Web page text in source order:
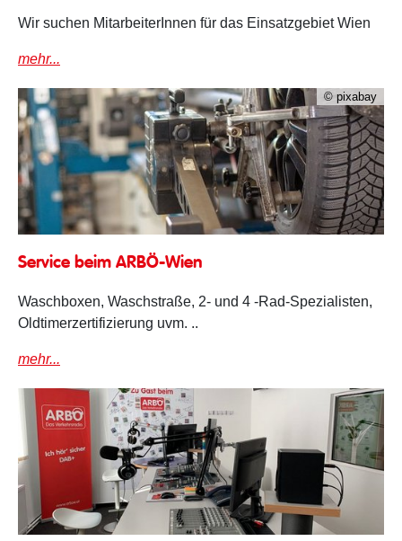
Wir suchen MitarbeiterInnen für das Einsatzgebiet Wien
mehr...
© pixabay
Service beim ARBÖ-Wien
Waschboxen, Waschstraße, 2- und 4 -Rad-Spezialisten,
Oldtimerzertifizierung uvm. ..
mehr...